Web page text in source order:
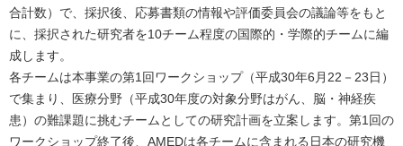
合計数）で、採択後、応募書類の情報や評価委員会の議論等をもと
に、採択された研究者を10チーム程度の国際的・学際的チームに編
成します。
各チームは本事業の第1回ワークショップ（平成30年6月22－23日）
で集まり、医療分野（平成30年度の対象分野はがん、脳・神経疾
患）の難課題に挑むチームとしての研究計画を立案します。第1回の
ワークショップ終了後、AMEDは各チームに含まれる日本の研究機